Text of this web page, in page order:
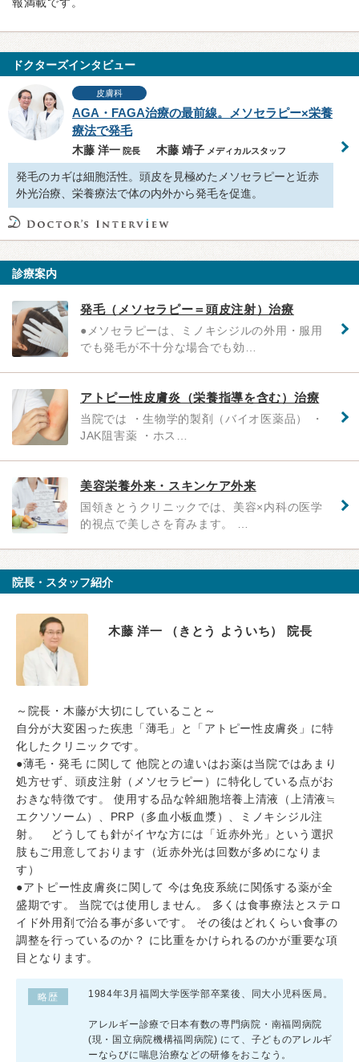
ドクターズインタビュー
皮膚科
AGA・FAGA治療の最前線。メソセラピー×栄養
療法で発毛
木藤 洋一 院長 木藤 靖子 メディカルスタッフ
発毛のカギは細胞活性。頭皮を見極めたメソセラピーと近赤
外光治療、栄養療法で体の内外から発毛を促進。
診療案内
発毛（メソセラピー＝頭皮注射）治療
●メソセラピーは、ミノキシジルの外用・服用
でも発毛が不十分な場合でも効…
アトピー性皮膚炎（栄養指導を含む）治療
当院では ・生物学的製剤（バイオ医薬品） ・
JAK阻害薬 ・ホス…
美容栄養外来・スキンケア外来
国領きとうクリニックでは、美容×内科の医学
的視点で美しさを育みます。 …
院長・スタッフ紹介
木藤 洋一 （きとう よういち） 院長
～院長・木藤が大切にしていること～
自分が大変困った疾患「薄毛」と「アトピー性皮膚炎」に特
化したクリニックです。
●薄毛・発毛 に関して 他院との違いはお薬は当院ではあまり
処方せず、頭皮注射（メソセラピー）に特化している点がお
おきな特徴です。 使用する品な幹細胞培養上清液（上清液≒
エクソソーム）、PRP（多血小板血漿）、ミノキシジル注
射。 どうしても針がイヤな方には「近赤外光」という選択
肢もご用意しております（近赤外光は回数が多めになりま
す）
●アトピー性皮膚炎に関して 今は免疫系統に関係する薬が全
盛期です。 当院では使用しません。 多くは食事療法とステロ
イド外用剤で治る事が多いです。 その後はどれくらい食事の
調整を行っているのか？ に比重をかけられるのかが重要な項
目となります。
略歴 1984年3月福岡大学医学部卒業後、同大小児科医局。
アレルギー診療で日本有数の専門病院・南福岡病院
(現・国立病院機構福岡病院) にて、子どものアレルギ
ーならびに喘息治療などの研修をおこなう。